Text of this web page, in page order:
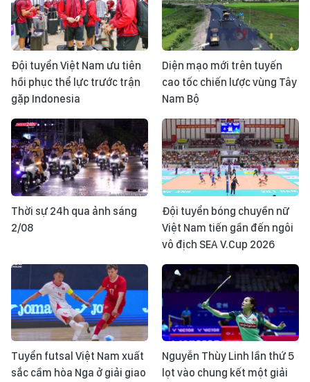
Đội tuyển Việt Nam ưu tiên
hồi phục thể lực trước trận
gặp Indonesia
Diện mạo mới trên tuyến
cao tốc chiến lược vùng Tây
Nam Bộ
Thời sự 24h qua ảnh sáng
2/08
Đội tuyển bóng chuyền nữ
Việt Nam tiến gần đến ngôi
vô địch SEA V.Cup 2026
Tuyển futsal Việt Nam xuất
sắc cầm hòa Nga ở giải giao
Nguyễn Thùy Linh lần thứ 5
lọt vào chung kết một giải